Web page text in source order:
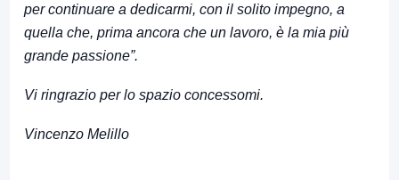
per continuare a dedicarmi, con il solito impegno, a
quella che, prima ancora che un lavoro, è la mia più
grande passione”.
Vi ringrazio per lo spazio concessomi.
Vincenzo Melillo